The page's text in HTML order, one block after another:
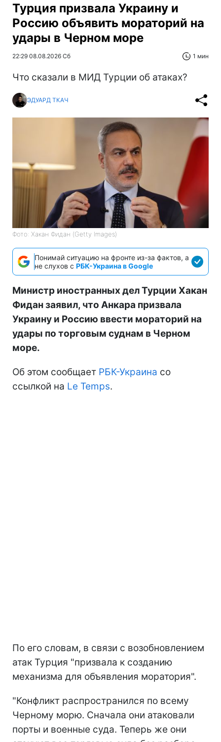
Турция призвала Украину и
Россию объявить мораторий на
удары в Черном море
22:29 08.08.2026 Сб 1 мин
Что сказали в МИД Турции об атаках?
ЭДУАРД ТКАЧ
Фото: Хакан Фидан (Getty Images)
Понимай ситуацию на фронте из-за фактов, а
не слухов с РБК-Украина в Google
Министр иностранных дел Турции Хакан
Фидан заявил, что Анкара призвала
Украину и Россию ввести мораторий на
удары по торговым суднам в Черном
море.
Об этом сообщает РБК-Украина со
ссылкой на Le Temps.
По его словам, в связи с возобновлением
атак Турция "призвала к созданию
механизма для объявления моратория".
"Конфликт распространился по всему
Черному морю. Сначала они атаковали
порты и военные суда. Теперь же они